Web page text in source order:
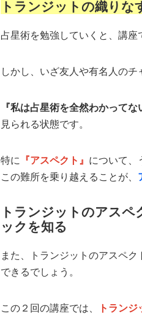
トランジットの織りな
占星術を勉強していくと、講座
しかし、いざ友人や有名人のチ
『私は占星術を全然わかってな
見られる状態です。
特に 『アスペクト』 について、
この難所を乗り越えることが、
トランジットのアス
ックを知る
また、トランジットのアスペ
できるでしょう。
この２回の講座では、 トラン